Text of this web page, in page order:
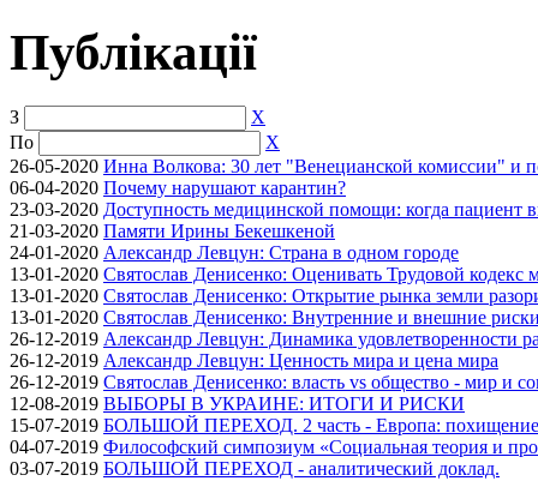
Публікації
З
X
По
X
26-05-2020 Инна Волкова: 30 лет "Венецианской комиссии" и
06-04-2020 Почему нарушают карантин?
23-03-2020 Доступность медицинской помощи: когда пациент
21-03-2020 Памяти Ирины Бекешкеной
24-01-2020 Александр Левцун: Страна в одном городе
13-01-2020 Святослав Денисенко: Оценивать Трудовой кодекс
13-01-2020 Святослав Денисенко: Открытие рынка земли
13-01-2020 Святослав Денисенко: Внутренние и внешние
26-12-2019 Александр Левцун: Динамика удовлетворенности
26-12-2019 Александр Левцун: Ценность мира и цена мира
26-12-2019 Святослав Денисенко: власть vs общество - мир и
12-08-2019 ВЫБОРЫ В УКРАИНЕ: ИТОГИ И РИСКИ
15-07-2019 БОЛЬШОЙ ПЕРЕХОД. 2 часть - Европа: похищение
04-07-2019 Философский симпозиум «Социальная теория и
03-07-2019 БОЛЬШОЙ ПЕРЕХОД - аналитический доклад.